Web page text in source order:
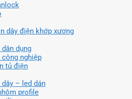
dây điện khớp xương
dụng
nghiệp
tủ điện
– led dán
profile